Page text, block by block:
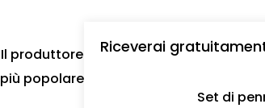
Riceverai
Set di
Il produttore
più popolare